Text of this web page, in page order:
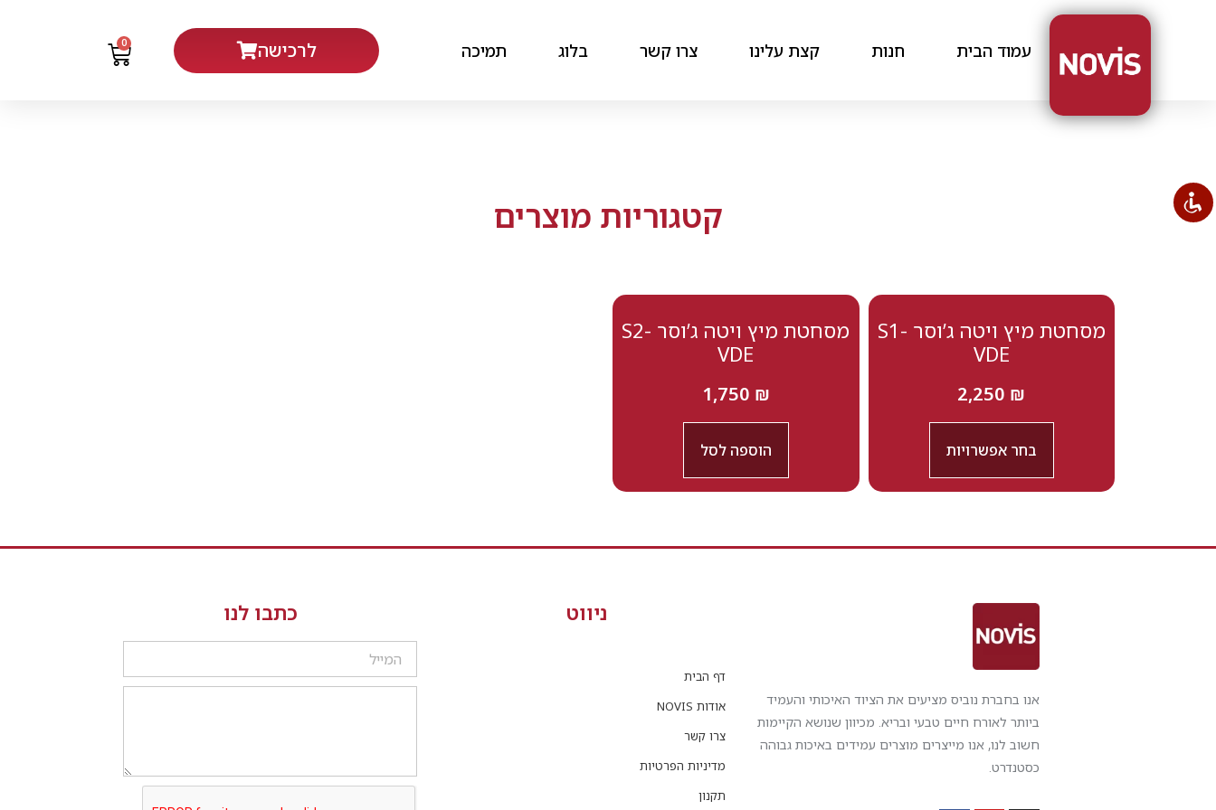
עמוד הבית חנות קצת עלינו צרו קשר בלוג תמיכה לרכישה 0
קטגוריות מוצרים‎
מסחטת מיץ ויטה ג’וסר S1-
VDE
2,250 ₪
בחר אפשרויות
מסחטת מיץ ויטה ג’וסר S2-
VDE
1,750 ₪
הוספה לסל
אנו בחברת נוביס מציעים את הציוד האיכותי והעמיד
ביותר לאורח חיים טבעי ובריא. מכיוון שנושא הקיימות
חשוב לנו, אנו מייצרים מוצרים עמידים באיכות גבוהה
כסטנדרט.
ניווט
דף הבית
אודות NOVIS
צרו קשר
מדיניות הפרטיות
תקנון
כתבו לנו